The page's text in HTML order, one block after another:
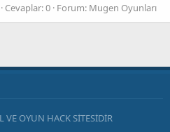
Cevaplar: 0 Forum: Mugen Oyunları
OYUN HACK SİTESİDİR